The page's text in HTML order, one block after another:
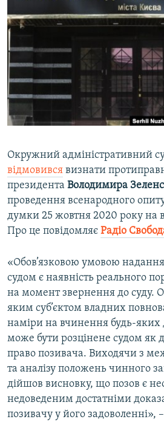
ВСЕ ЗА ДЕНЬ
СПЕЦПРОЕКТИ
ДЕПОРТАЦІЯ
ВІДЕОУРОКИ «ELIFBE»
СВІДЧЕННЯ ОКУПАЦІЇ
УКРАЇНСЬКА ПРОБЛЕМА КРИМУ
ЯК ОБІЙТИ БЛОКУВАННЯ
Русский
Усі сайти RFE/RL
Окружний адміністративний
відмовився визнати
президента Володимира
проведення всенародного
думки 25 жовтня 2020 року на
Про це повідомляє Радіо
«Обов’язковою умовою
судом є наявність реального
на момент звернення до суду.
яким суб’єктом владних
наміри на вчинення будь-яких
може бути розцінене судом як
право позивача. Виходячи з
та аналізу положень чинного
дійшов висновку, що позов є
недоведеним достатніми
позивачу у його задоволенні», –